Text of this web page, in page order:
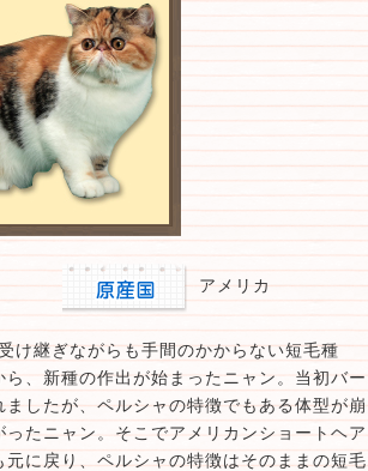
アメリカ
け継ぎながらも手間のかからない短毛種
、新種の作出が始まったニャン。当初バー
したが、ペルシャの特徴でもある体型が崩
たニャン。そこでアメリカンショートヘア
に戻り、ペルシャの特徴はそのままの短毛